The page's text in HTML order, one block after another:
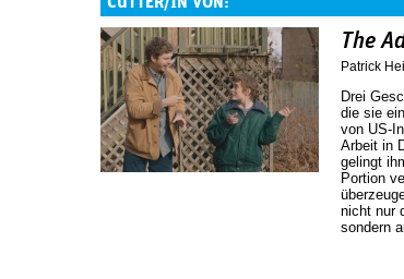
The
Patrick
Drei
die sie
von US-
Arbeit in
gelingt
Portion
nicht nur
sondern